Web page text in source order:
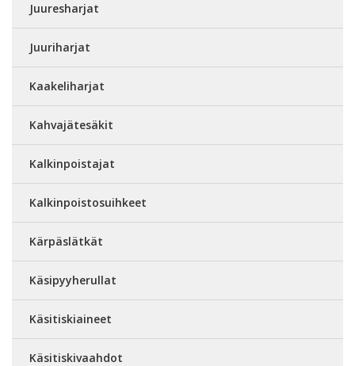
Juuresharjat
Juuriharjat
Kaakeliharjat
Kahvajätesäkit
Kalkinpoistajat
Kalkinpoistosuihkeet
Kärpäslätkät
Käsipyyherullat
Käsitiskiaineet
Käsitiskivaahdot